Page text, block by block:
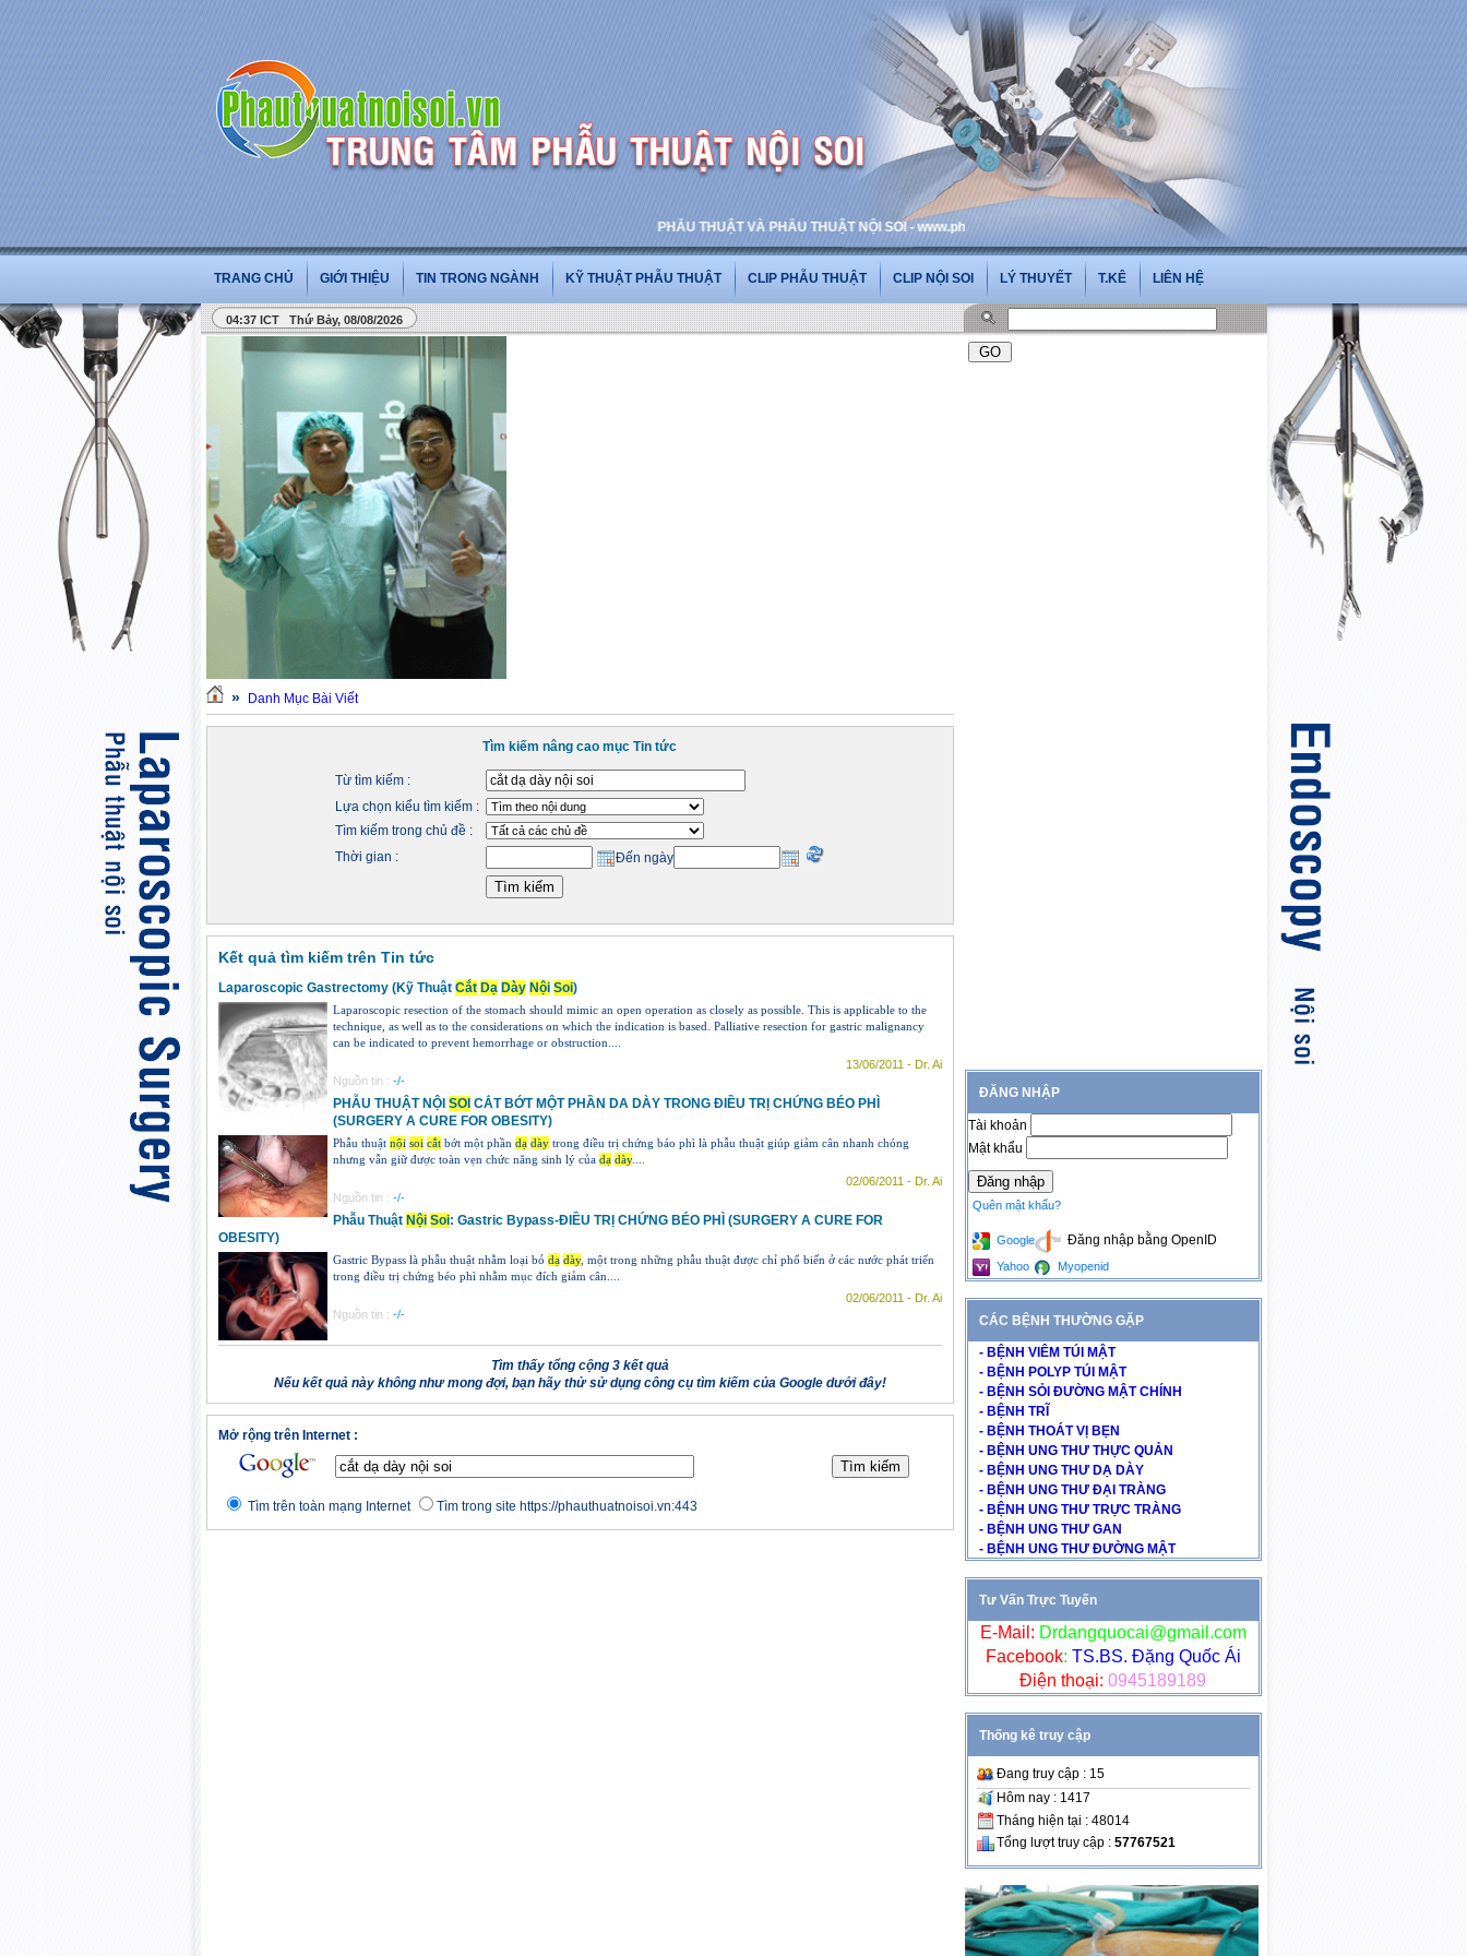
PHẪU THUẬT VÀ PHẪU THUẬT NỘI SOI - www.phauthuatnoisoi.vn
TRANG CHỦ GIỚI THIỆU TIN TRONG NGÀNH KỸ THUẬT PHẪU THUẬT CLIP PHẪU THUẬT CLIP NỘI SOI LÝ THUYẾT T.KÊ LIÊN HỆ
04:37 ICT Thứ Bảy, 08/08/2026
» Danh Mục Bài Viết
Tìm kiếm nâng cao mục Tin tức
Từ tìm kiếm :
Lựa chọn kiểu tìm kiếm :
Tìm kiếm trong chủ đề :
Thời gian :
Đến ngày
Kết quả tìm kiếm trên Tin tức
Laparoscopic Gastrectomy (Kỹ Thuật Cắt Dạ Dày Nội Soi)
Laparoscopic resection of the stomach should mimic an open operation as closely as possible. This is applicable to the
technique, as well as to the considerations on which the indication is based. Palliative resection for gastric malignancy
can be indicated to prevent hemorrhage or obstruction....
13/06/2011 - Dr. Ai
Nguồn tin : -/-
PHẪU THUẬT NỘI SOI CẮT BỚT MỘT PHẦN DA DÀY TRONG ĐIỀU TRỊ CHỨNG BÉO PHÌ
(SURGERY A CURE FOR OBESITY)
Phẫu thuật nội soi cắtbớt một phần dạ dàytrong điều trị chứng báo phì là phẫu thuật giúp giảm cân nhanh chóng
nhưng vẫn giữ được toàn vẹn chức năng sinh lý của dạ dày....
02/06/2011 - Dr. Ai
Nguồn tin : -/-
Phẫu Thuật Nội Soi: Gastric Bypass-ĐIỀU TRỊ CHỨNG BÉO PHÌ (SURGERY A CURE FOR
OBESITY)
Gastric Bypass là phẫu thuật nhằm loại bỏ dạ dày, một trong những phẫu thuật được chỉ phổ biến ở các nước phát triển
trong điều trị chứng béo phì nhằm mục đích giảm cân....
02/06/2011 - Dr. Ai
Nguồn tin : -/-
Tìm thấy tổng cộng 3 kết quả
Nếu kết quả này không như mong đợi, bạn hãy thử sử dụng công cụ tìm kiếm của Google dưới đây!
Mở rộng trên Internet :
Tìm trên toàn mạng Internet Tìm trong site https://phauthuatnoisoi.vn:443
ĐĂNG NHẬP
Tài khoản
Mật khẩu
Quên mật khẩu?
Đăng nhập bằng OpenID
Google
Yahoo
Myopenid
CÁC BỆNH THƯỜNG GẶP
- BỆNH VIÊM TÚI MẬT
- BỆNH POLYP TÚI MẬT
- BỆNH SỎI ĐƯỜNG MẬT CHÍNH
- BỆNH TRĨ
- BỆNH THOÁT VỊ BẸN
- BỆNH UNG THƯ THỰC QUẢN
- BỆNH UNG THƯ DẠ DÀY
- BỆNH UNG THƯ ĐẠI TRÀNG
- BỆNH UNG THƯ TRỰC TRÀNG
- BỆNH UNG THƯ GAN
- BỆNH UNG THƯ ĐƯỜNG MẬT
Tư Vấn Trực Tuyến
E-Mail: Drdangquocai@gmail.com
Facebook: TS.BS. Đặng Quốc Ái
Điện thoại: 0945189189
Thống kê truy cập
Đang truy cập : 15
Hôm nay : 1417
Tháng hiện tại : 48014
Tổng lượt truy cập : 57767521